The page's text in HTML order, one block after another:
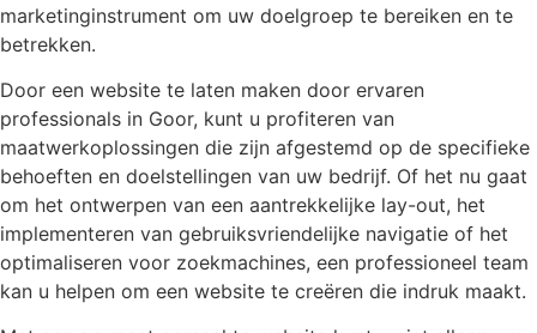
marketinginstrument om uw doelgroep te bereiken en te
betrekken.
Door een website te laten maken door ervaren
professionals in Goor, kunt u profiteren van
maatwerkoplossingen die zijn afgestemd op de specifieke
behoeften en doelstellingen van uw bedrijf. Of het nu gaat
om het ontwerpen van een aantrekkelijke lay-out, het
implementeren van gebruiksvriendelijke navigatie of het
optimaliseren voor zoekmachines, een professioneel team
kan u helpen om een website te creëren die indruk maakt.